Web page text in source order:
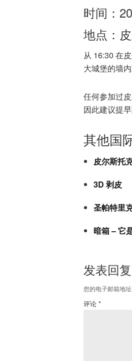
时间：
地点：
从 16:30 在
大城堡的墙
任何参加过
因此建议提
其他国
皮尔斯托
3D 剥皮
圣帕特里
暗箱 – 它
发表回复
您的电子邮箱地址
评论 *